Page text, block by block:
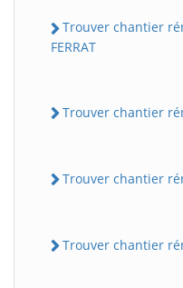
Trouver chantier
FERRAT
Trouver chantier
Trouver chantier
Trouver chantier